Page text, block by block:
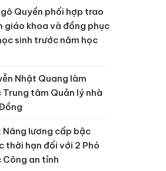
Quyền phối hợp trao
giáo khoa và đồng phục
sinh trước năm học
Nhật Quang làm
Trung tâm Quản lý nhà
Nâng lương cấp bậc
thời hạn đối với 2 Phó
Công an tỉnh